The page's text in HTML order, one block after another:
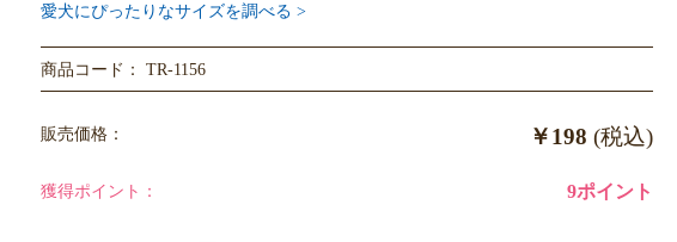
愛犬にぴったりなサイズを調べる >
商品コード： TR-1156
販売価格： ￥198 (税込)
獲得ポイント： 9ポイント